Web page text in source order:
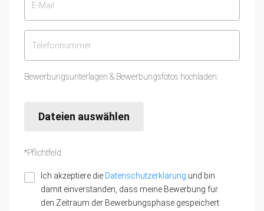
Bewerbungsunterlagen & Bewerbungsfotos hochladen:
Dateien auswählen
*Pflichtfeld
Ich akzeptiere die Datenschutzerklärung und bin
damit einverstanden, dass meine Bewerbung für
den Zeitraum der Bewerbungsphase gespeichert